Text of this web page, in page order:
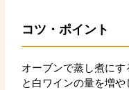
コツ・ポイント
オーブンで蒸し煮に
と白ワインの量を増や